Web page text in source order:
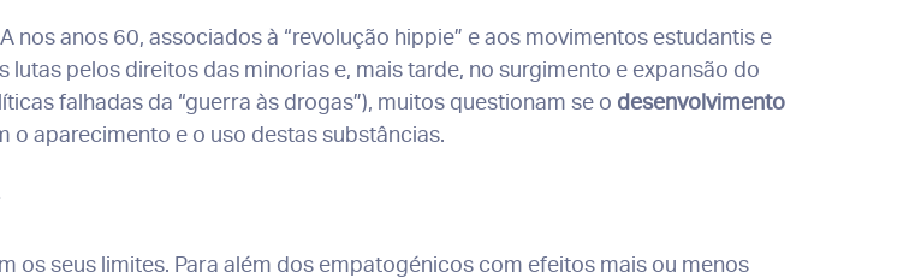
nos anos 60, associados à “revolução hippie” e aos movimentos estudantis e
pelos direitos das minorias e, mais tarde, no surgimento e expansão do
falhadas da “guerra às drogas”), muitos questionam se o desenvolvimento
o aparecimento e o uso destas substâncias.
os seus limites. Para além dos empatogénicos com efeitos mais ou menos